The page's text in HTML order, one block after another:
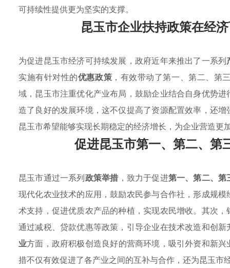
可持续性提供更为坚实的支撑。
昆玉市企业扶持政策在经
为促进昆玉市经济可持续发展，政府近年来推出了一系列
实施有针对性的优惠政策 ，有效带动了第一、第二、第
域，昆玉市注重优化产业布局，鼓励企业结合自身优势
造了良好的发展环境，这不仅提高了资源配置效率，还
昆玉市希望能够实现长期稳定的经济增长，为企业营造更
促进昆玉市第一、第二、第
昆玉市通过一系列政策举措 ，致力于促进第一、第二、第
现代化农业技术的应用，鼓励农民参与合作社，形成规
术支持，促进优质农产品的种植，实现农民增收。其次，
通过减税、贷款优惠等政策，引导企业在技术改造和创
业方面，政府积极创造良好的营商环境，吸引外资和新
措不仅有效促进了各产业之间的互补与合作，还为昆玉市